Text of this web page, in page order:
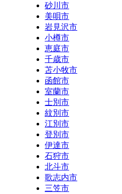
砂川市
美唄市
岩見沢市
小樽市
恵庭市
千歳市
苫小牧市
函館市
室蘭市
士別市
紋別市
江別市
登別市
伊達市
石狩市
北斗市
歌志内市
三笠市